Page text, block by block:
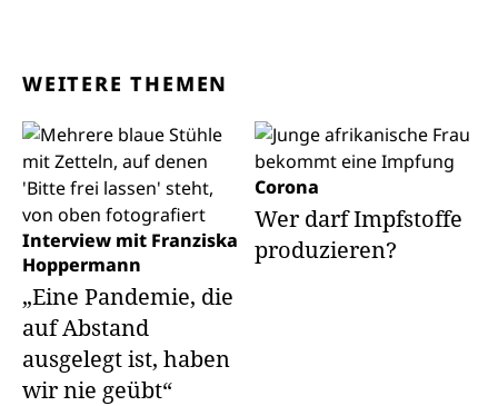
WEITERE THEMEN
Interview mit Franziska
Hoppermann
„Eine Pandemie, die
auf Abstand
ausgelegt ist, haben
wir nie geübt“
Corona
Wer darf Impfstoffe
produzieren?